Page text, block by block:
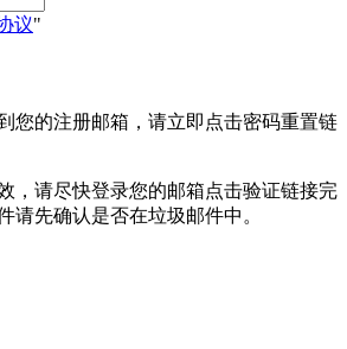
议"
您的注册邮箱，请立即点击密码重置链
，请尽快登录您的邮箱点击验证链接完
请先确认是否在垃圾邮件中。